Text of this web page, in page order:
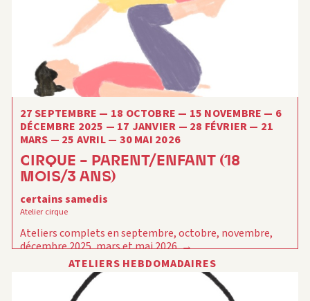
27 SEPTEMBRE — 18 OCTOBRE — 15 NOVEMBRE — 6
DÉCEMBRE 2025 — 17 JANVIER — 28 FÉVRIER — 21
MARS — 25 AVRIL — 30 MAI 2026
CIRQUE – PARENT/ENFANT (18
MOIS/3 ANS)
certains samedis
Atelier cirque
Ateliers complets en septembre, octobre, novembre,
décembre 2025, mars et mai 2026.
ATELIERS HEBDOMADAIRES